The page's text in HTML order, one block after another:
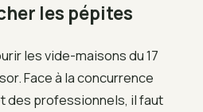
les pépites
les vide-maisons du 17
Face à la concurrence
des professionnels, il faut